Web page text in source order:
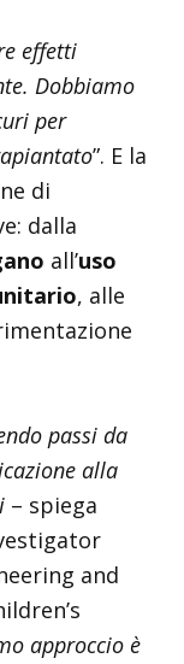
effetti
Dobbiamo
per
”. E la
di
dalla
all’uso
, alle
passi da
alla
– spiega
and
approccio è